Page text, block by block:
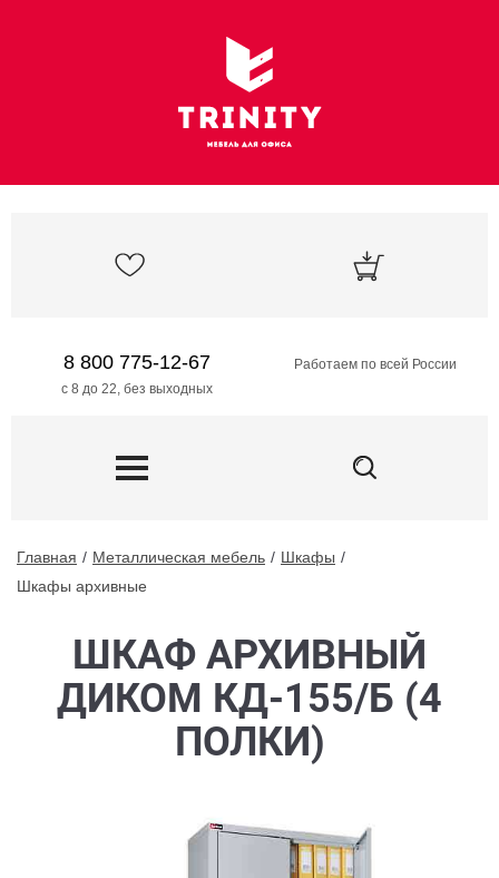
8 800 775-12-67
с 8 до 22, без выходных
Работаем по всей России
Главная Металлическая мебель
Шкафы
Шкафы архивные
ШКАФ АРХИВНЫЙ
ДИКОМ КД-155/Б (4
ПОЛКИ)